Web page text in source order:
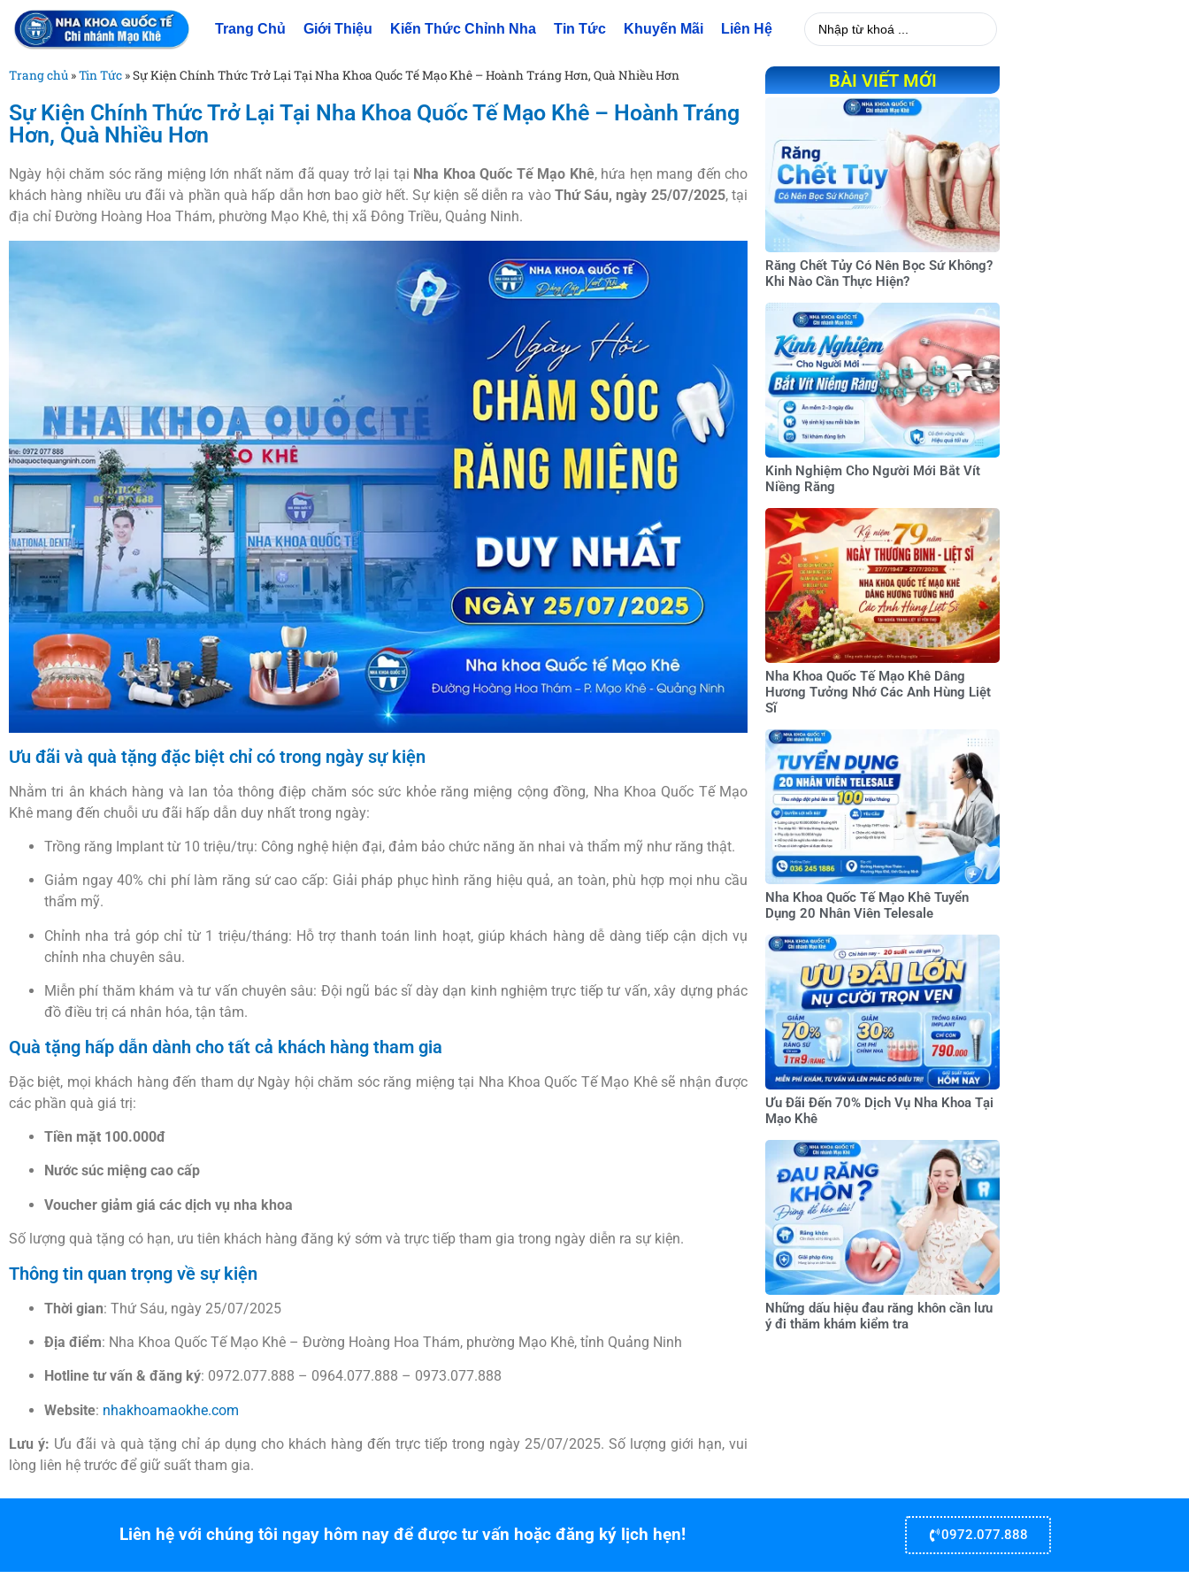
Trang Chủ Giới Thiệu Kiến Thức Chỉnh Nha Tin Tức Khuyến Mãi Liên Hệ
Trang chủ »Tin Tức »Sự Kiện Chính Thức Trở Lại Tại Nha Khoa Quốc Tế Mạo Khê – Hoành Tráng Hơn, Quà Nhiều Hơn
Sự Kiện Chính Thức Trở Lại Tại Nha Khoa Quốc Tế Mạo Khê – Hoành Tráng
Hơn, Quà Nhiều Hơn
Ngày hội chăm sóc răng miệng lớn nhất năm đã quay trở lại tại Nha Khoa Quốc Tế Mạo Khê, hứa hẹn mang đến cho
khách hàng nhiều ưu đãi và phần quà hấp dẫn hơn bao giờ hết. Sự kiện sẽ diễn ra vào Thứ Sáu, ngày 25/07/2025, tại
địa chỉ Đường Hoàng Hoa Thám, phường Mạo Khê, thị xã Đông Triều, Quảng Ninh.
Ưu đãi và quà tặng đặc biệt chỉ có trong ngày sự kiện
Nhằm tri ân khách hàng và lan tỏa thông điệp chăm sóc sức khỏe răng miệng cộng đồng, Nha Khoa Quốc Tế Mạo
Khê mang đến chuỗi ưu đãi hấp dẫn duy nhất trong ngày:
Trồng răng Implant từ 10 triệu/trụ: Công nghệ hiện đại, đảm bảo chức năng ăn nhai và thẩm mỹ như răng thật.
Giảm ngay 40% chi phí làm răng sứ cao cấp: Giải pháp phục hình răng hiệu quả, an toàn, phù hợp mọi nhu cầu
thẩm mỹ.
Chỉnh nha trả góp chỉ từ 1 triệu/tháng: Hỗ trợ thanh toán linh hoạt, giúp khách hàng dễ dàng tiếp cận dịch vụ
chỉnh nha chuyên sâu.
Miễn phí thăm khám và tư vấn chuyên sâu: Đội ngũ bác sĩ dày dạn kinh nghiệm trực tiếp tư vấn, xây dựng phác
đồ điều trị cá nhân hóa, tận tâm.
Quà tặng hấp dẫn dành cho tất cả khách hàng tham gia
Đặc biệt, mọi khách hàng đến tham dự Ngày hội chăm sóc răng miệng tại Nha Khoa Quốc Tế Mạo Khê sẽ nhận được
các phần quà giá trị:
Tiền mặt 100.000đ
Nước súc miệng cao cấp
Voucher giảm giá các dịch vụ nha khoa
Số lượng quà tặng có hạn, ưu tiên khách hàng đăng ký sớm và trực tiếp tham gia trong ngày diễn ra sự kiện.
Thông tin quan trọng về sự kiện
Thời gian: Thứ Sáu, ngày 25/07/2025
Địa điểm: Nha Khoa Quốc Tế Mạo Khê – Đường Hoàng Hoa Thám, phường Mạo Khê, tỉnh Quảng Ninh
Hotline tư vấn & đăng ký: 0972.077.888 – 0964.077.888 – 0973.077.888
Website: nhakhoamaokhe.com
Lưu ý: Ưu đãi và quà tặng chỉ áp dụng cho khách hàng đến trực tiếp trong ngày 25/07/2025. Số lượng giới hạn, vui
lòng liên hệ trước để giữ suất tham gia.
BÀI VIẾT MỚI
Răng Chết Tủy Có Nên Bọc Sứ Không?
Khi Nào Cần Thực Hiện?
Kinh Nghiệm Cho Người Mới Bắt Vít
Niềng Răng
Nha Khoa Quốc Tế Mạo Khê Dâng
Hương Tưởng Nhớ Các Anh Hùng Liệt
Sĩ
Nha Khoa Quốc Tế Mạo Khê Tuyển
Dụng 20 Nhân Viên Telesale
Ưu Đãi Đến 70% Dịch Vụ Nha Khoa Tại
Mạo Khê
Những dấu hiệu đau răng khôn cần lưu
ý đi thăm khám kiểm tra
Liên hệ với chúng tôi ngay hôm nay để được tư vấn hoặc đăng ký lịch hẹn! 0972.077.888